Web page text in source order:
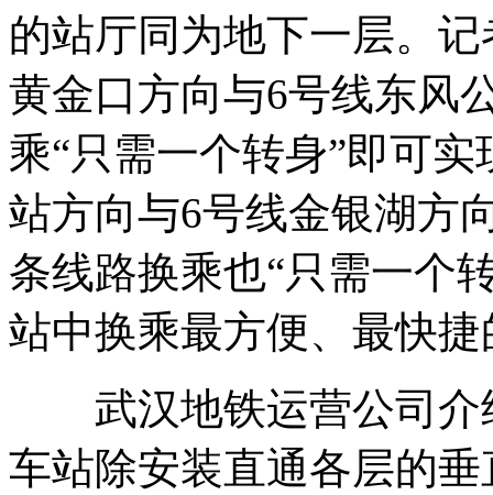
的站厅同为地下一层。
黄金口方向与6号线东风
乘“只需一个转身”即可
站方向与6号线金银湖方
条线路换乘也“只需一个
站中换乘最方便、最快
武汉地铁运营公司介
车站除安装直通各层的